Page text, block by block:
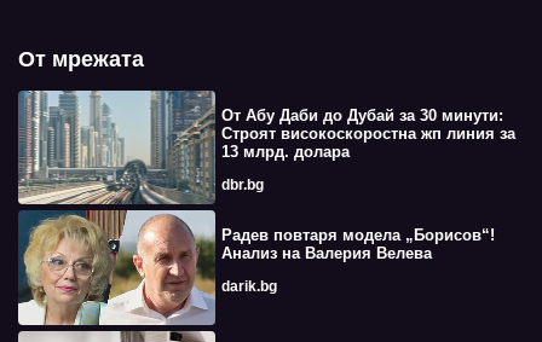
От мрежата
От Абу Даби до Дубай за 30 минути:
Строят високоскоростна жп линия за
13 млрд. долара
dbr.bg
Радев повтаря модела „Борисов“!
Анализ на Валерия Велева
darik.bg